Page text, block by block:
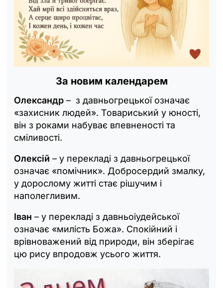
За новим календарем
Олександр – з давньогрецької означає
«захисник людей». Товариський у юності,
він з роками набуває впевненості та
сміливості.
Олексій – у перекладі з давньогрецької
означає «помічник». Добросердий змалку,
у дорослому житті стає рішучим і
наполегливим.
Іван – у перекладі з давньоіудейської
означає «милість Божа». Спокійний і
врівноважений від природи, він зберігає
цю рису впродовж усього життя.